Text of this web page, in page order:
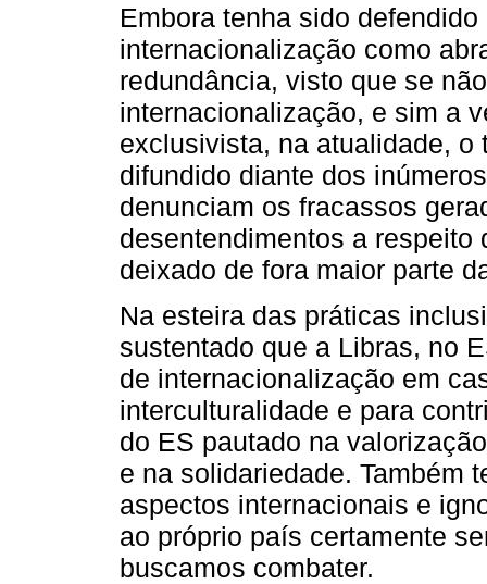
Embora tenha sido
internacionalização como
redundância, visto que se
internacionalização, e sim a
exclusivista, na atualidade, o
difundido diante dos
denunciam os fracassos
desentendimentos a
deixado de fora maior parte
Na esteira das práticas
sustentado que a Libras, no
de internacionalização em
interculturalidade e para
do ES pautado na
e na solidariedade. Também
aspectos internacionais e
ao próprio país certamente
buscamos combater.